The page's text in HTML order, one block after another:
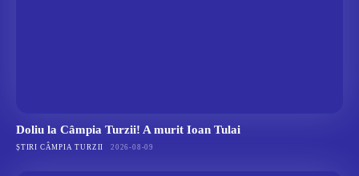
Doliu la Câmpia Turzii! A murit Ioan Tulai
ȘTIRI CÂMPIA TURZII 2026-08-09